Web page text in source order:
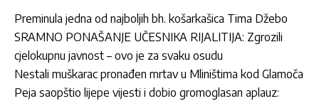
Preminula jedna od najboljih bh. košarkašica Tima Džebo
SRAMNO PONAŠANJE UČESNIKA RIJALITIJA: Zgrozili
cjelokupnu javnost – ovo je za svaku osudu
Nestali muškarac pronađen mrtav u Mliništima kod Glamoča
Peja saopštio lijepe vijesti i dobio gromoglasan aplauz: